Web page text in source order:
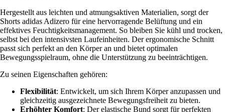
Hergestellt aus leichten und atmungsaktiven Materialien, sorgt der
Shorts adidas Adizero für eine hervorragende Belüftung und ein
effektives Feuchtigkeitsmanagement. So bleiben Sie kühl und trocken,
selbst bei den intensivsten Laufeinheiten. Der ergonomische Schnitt
passt sich perfekt an den Körper an und bietet optimalen
Bewegungsspielraum, ohne die Unterstützung zu beeinträchtigen.
Zu seinen Eigenschaften gehören:
Flexibilität: Entwickelt, um sich Ihrem Körper anzupassen und
gleichzeitig ausgezeichnete Bewegungsfreiheit zu bieten.
Erhöhter Komfort: Der elastische Bund sorgt für perfekten